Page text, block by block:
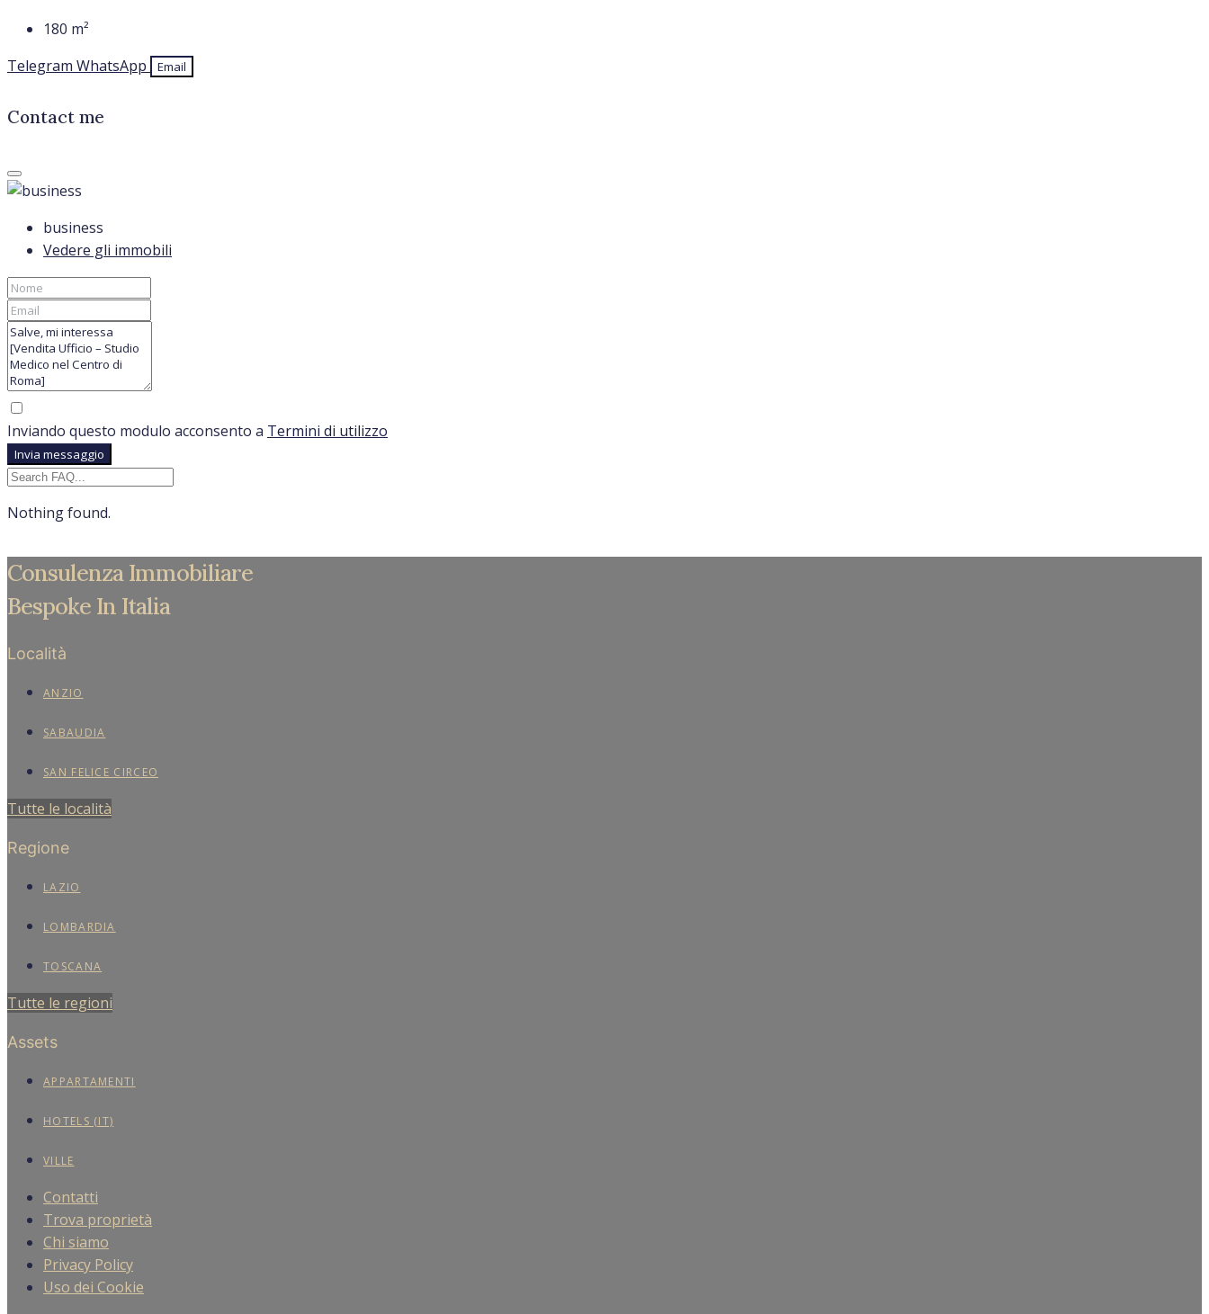
180 m²
Telegram WhatsApp Email
Contact me
business
Vedere gli immobili
Inviando questo modulo acconsento a Termini di utilizzo
Invia messaggio
Nothing found.
Consulenza Immobiliare
Bespoke In Italia
Località
ANZIO
SABAUDIA
SAN FELICE CIRCEO
Tutte le località
Regione
LAZIO
LOMBARDIA
TOSCANA
Tutte le regioni
Assets
APPARTAMENTI
HOTELS (IT)
VILLE
Contatti
Trova proprietà
Chi siamo
Privacy Policy
Uso dei Cookie